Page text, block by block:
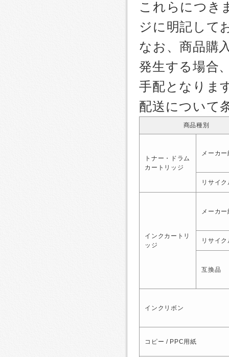
これらにつき
ジに明記して
なお、商品購
発生する場合
手配となりま
配送について
商品種別
トナー・ドラム
カートリッジ
メーカ
リサイ
インクカートリ
ッジ
メーカ
リサイ
互換品
インクリボン
コピー / PPC用紙